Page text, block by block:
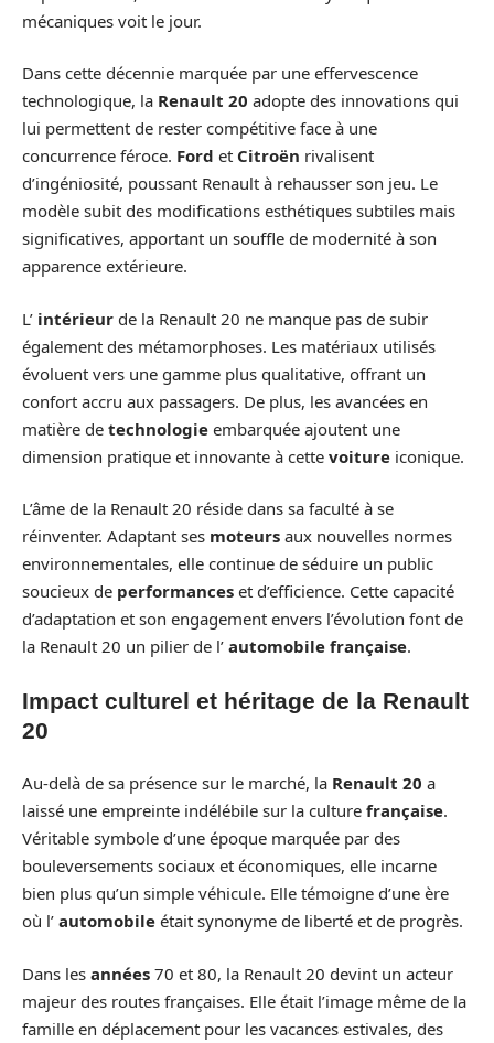
mécaniques voit le jour.
Dans cette décennie marquée par une effervescence
technologique, la Renault 20 adopte des innovations qui
lui permettent de rester compétitive face à une
concurrence féroce. Ford et Citroën rivalisent
d’ingéniosité, poussant Renault à rehausser son jeu. Le
modèle subit des modifications esthétiques subtiles mais
significatives, apportant un souffle de modernité à son
apparence extérieure.
L’ intérieur de la Renault 20 ne manque pas de subir
également des métamorphoses. Les matériaux utilisés
évoluent vers une gamme plus qualitative, offrant un
confort accru aux passagers. De plus, les avancées en
matière de technologie embarquée ajoutent une
dimension pratique et innovante à cette voiture iconique.
L’âme de la Renault 20 réside dans sa faculté à se
réinventer. Adaptant ses moteurs aux nouvelles normes
environnementales, elle continue de séduire un public
soucieux de performances et d’efficience. Cette capacité
d’adaptation et son engagement envers l’évolution font de
la Renault 20 un pilier de l’ automobile française.
Impact culturel et héritage de la Renault
20
Au-delà de sa présence sur le marché, la Renault 20 a
laissé une empreinte indélébile sur la culture française.
Véritable symbole d’une époque marquée par des
bouleversements sociaux et économiques, elle incarne
bien plus qu’un simple véhicule. Elle témoigne d’une ère
où l’ automobile était synonyme de liberté et de progrès.
Dans les années 70 et 80, la Renault 20 devint un acteur
majeur des routes françaises. Elle était l’image même de la
famille en déplacement pour les vacances estivales, des